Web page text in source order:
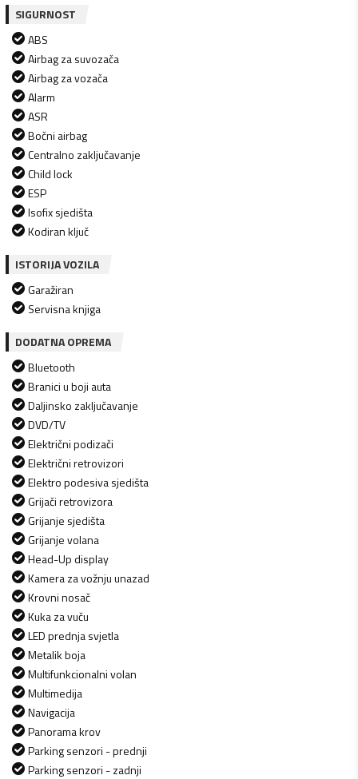
SIGURNOST
ABS
Airbag za suvozača
Airbag za vozača
Alarm
ASR
Bočni airbag
Centralno zaključavanje
Child lock
ESP
Isofix sjedišta
Kodiran ključ
ISTORIJA VOZILA
Garažiran
Servisna knjiga
DODATNA OPREMA
Bluetooth
Branici u boji auta
Daljinsko zaključavanje
DVD/TV
Električni podizači
Električni retrovizori
Elektro podesiva sjedišta
Grijači retrovizora
Grijanje sjedišta
Grijanje volana
Head-Up display
Kamera za vožnju unazad
Krovni nosač
Kuka za vuču
LED prednja svjetla
Metalik boja
Multifunkcionalni volan
Multimedija
Navigacija
Panorama krov
Parking senzori - prednji
Parking senzori - zadnji